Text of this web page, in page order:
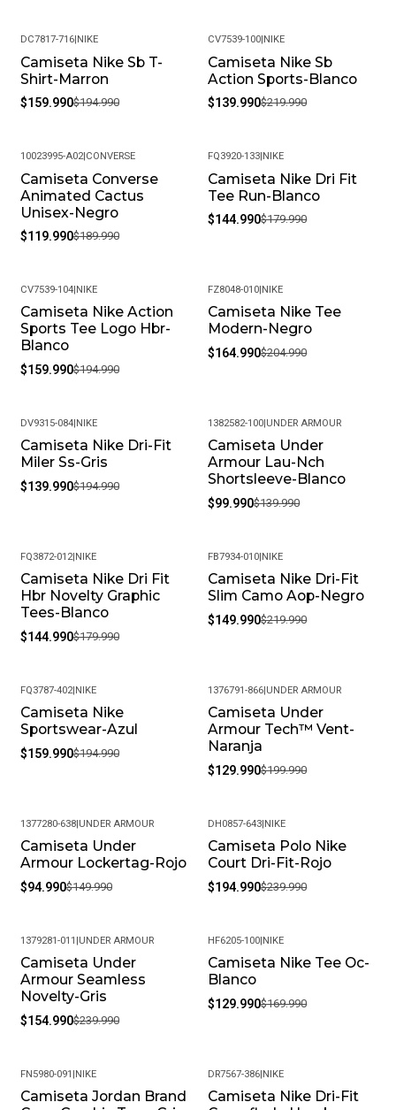
-18%
DC7817-716|NIKE
Camiseta Nike Sb T-
Shirt-Marron
$159.990$194.990
-36%
CV7539-100|NIKE
Camiseta Nike Sb
Action Sports-Blanco
$139.990$219.990
-37%
10023995-A02|CONVERSE
Camiseta Converse
Animated Cactus
Unisex-Negro
$119.990$189.990
-19%
FQ3920-133|NIKE
Camiseta Nike Dri Fit
Tee Run-Blanco
$144.990$179.990
-18%
CV7539-104|NIKE
Camiseta Nike Action
Sports Tee Logo Hbr-
Blanco
$159.990$194.990
-20%
FZ8048-010|NIKE
Camiseta Nike Tee
Modern-Negro
$164.990$204.990
-28%
DV9315-084|NIKE
Camiseta Nike Dri-Fit
Miler Ss-Gris
$139.990$194.990
-29%
1382582-100|UNDER ARMOUR
Camiseta Under
Armour Lau-Nch
Shortsleeve-Blanco
$99.990$139.990
-19%
FQ3872-012|NIKE
Camiseta Nike Dri Fit
Hbr Novelty Graphic
Tees-Blanco
$144.990$179.990
-32%
FB7934-010|NIKE
Camiseta Nike Dri-Fit
Slim Camo Aop-Negro
$149.990$219.990
-18%
FQ3787-402|NIKE
Camiseta Nike
Sportswear-Azul
$159.990$194.990
-35%
1376791-866|UNDER ARMOUR
Camiseta Under
Armour Tech™ Vent-
Naranja
$129.990$199.990
-37%
1377280-638|UNDER ARMOUR
Camiseta Under
Armour Lockertag-Rojo
$94.990$149.990
-19%
DH0857-643|NIKE
Camiseta Polo Nike
Court Dri-Fit-Rojo
$194.990$239.990
-35%
1379281-011 |UNDER ARMOUR
Camiseta Under
Armour Seamless
Novelty-Gris
$154.990$239.990
-24%
HF6205-100|NIKE
Camiseta Nike Tee Oc-
Blanco
$129.990$169.990
-19%
FN5980-091 |NIKE
Camiseta Jordan Brand
-33%
DR7567-386|NIKE
Camiseta Nike Dri-Fit